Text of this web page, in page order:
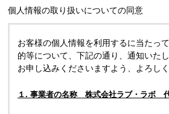
個人情報の取り扱いについての同意
お客様の個人情報を利用するに当たっ
的等について、下記の通り、通知いた
お申し込みくださいますよう、よろし
１. 事業者の名称 株式会社ラブ・ラボ